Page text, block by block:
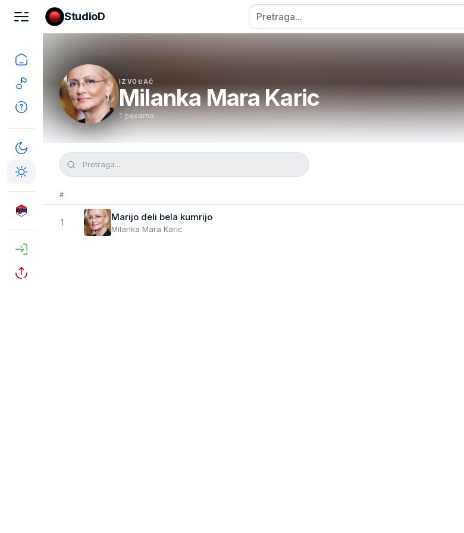
StudioD
IZVOĐAČ
Milanka Mara Karic
1 pesama
#
1 Marijo deli bela kumrijo
Milanka Mara Karic